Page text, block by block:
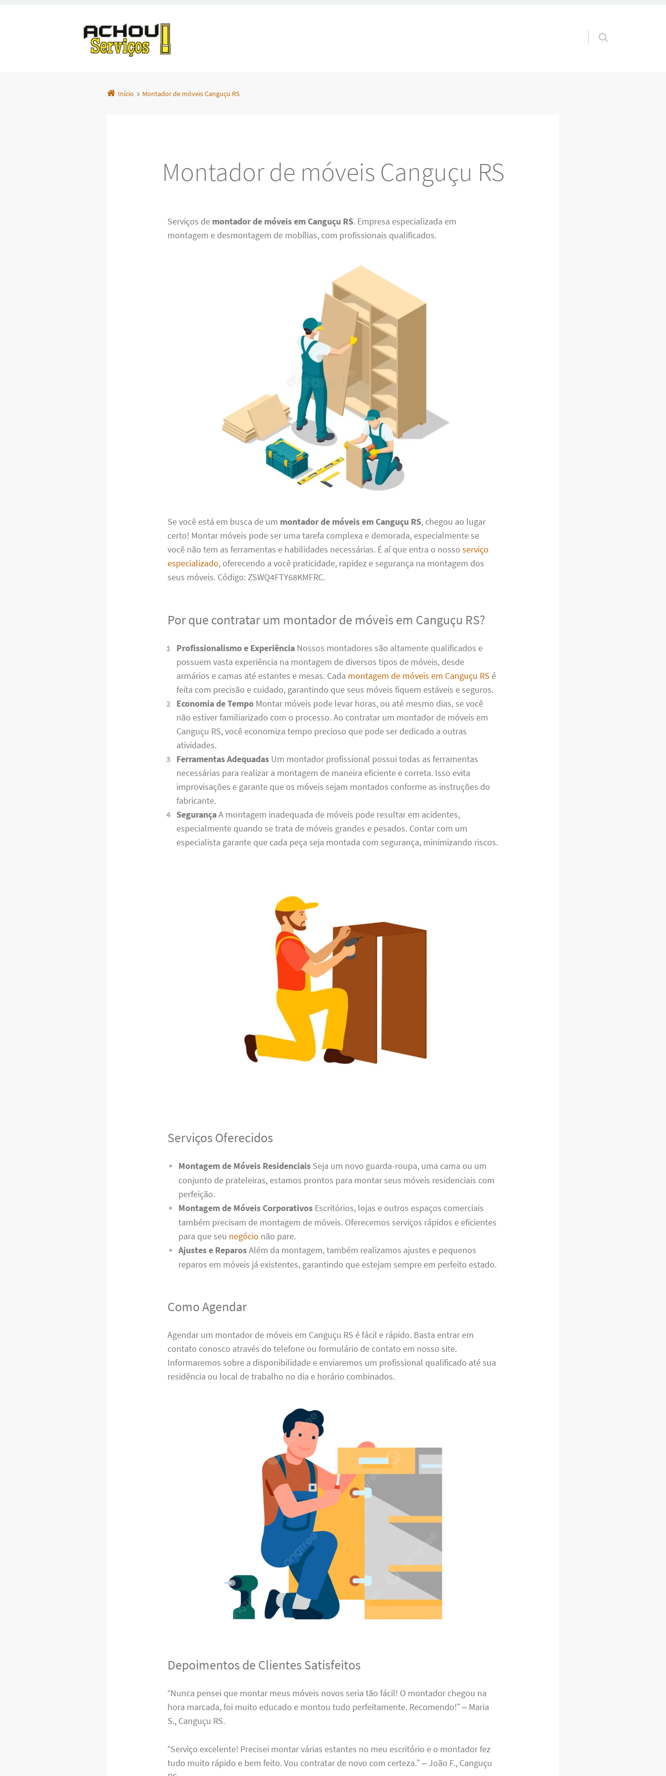
Pular para o conteúdo
Início Montador de móveis Canguçu RS
Montador de móveis Canguçu RS
Serviços de montador de móveis em Canguçu RS. Empresa especializada em
montagem e desmontagem de mobílias, com profissionais qualificados.
Se você está em busca de um montador de móveis em Canguçu RS, chegou ao lugar
certo! Montar móveis pode ser uma tarefa complexa e demorada, especialmente se
você não tem as ferramentas e habilidades necessárias. É aí que entra o nossoserviço
especializado, oferecendo a você praticidade, rapidez e segurança na montagem dos
seus móveis. Código: ZSWQ4FTY68KMFRC.
Por que contratar um montador de móveis em Canguçu RS?
Profissionalismo e ExperiênciaNossos montadores são altamente qualificados e
possuem vasta experiência na montagem de diversos tipos de móveis, desde
armários e camas até estantes e mesas. Cada montagem de móveis em Canguçu RS é
feita com precisão e cuidado, garantindo que seus móveis fiquem estáveis e seguros.
Economia de TempoMontar móveis pode levar horas, ou até mesmo dias, se você
não estiver familiarizado com o processo. Ao contratar um montador de móveis em
Canguçu RS, você economiza tempo precioso que pode ser dedicado a outras
atividades.
Ferramentas AdequadasUm montador profissional possui todas as ferramentas
necessárias para realizar a montagem de maneira eficiente e correta. Isso evita
improvisações e garante que os móveis sejam montados conforme as instruções do
fabricante.
SegurançaA montagem inadequada de móveis pode resultar em acidentes,
especialmente quando se trata de móveis grandes e pesados. Contar com um
especialista garante que cada peça seja montada com segurança, minimizando riscos.
Serviços Oferecidos
Montagem de Móveis ResidenciaisSeja um novo guarda-roupa, uma cama ou um
conjunto de prateleiras, estamos prontos para montar seus móveis residenciais com
perfeição.
Montagem de Móveis CorporativosEscritórios, lojas e outros espaços comerciais
também precisam de montagem de móveis. Oferecemos serviços rápidos e eficientes
para que seu negócio não pare.
Ajustes e ReparosAlém da montagem, também realizamos ajustes e pequenos
reparos em móveis já existentes, garantindo que estejam sempre em perfeito estado.
Como Agendar
Agendar um montador de móveis em Canguçu RS é fácil e rápido. Basta entrar em
contato conosco através do telefone ou formulário de contato em nosso site.
Informaremos sobre a disponibilidade e enviaremos um profissional qualificado até sua
residência ou local de trabalho no dia e horário combinados.
Depoimentos de Clientes Satisfeitos
“Nunca pensei que montar meus móveis novos seria tão fácil! O montador chegou na
hora marcada, foi muito educado e montou tudo perfeitamente. Recomendo!” – Maria
S., Canguçu RS.
“Serviço excelente! Precisei montar várias estantes no meu escritório e o montador fez
tudo muito rápido e bem feito. Vou contratar de novo com certeza.” – João F., Canguçu